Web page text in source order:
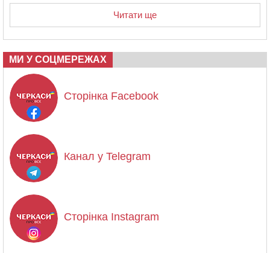
Читати ще
МИ У СОЦМЕРЕЖАХ
Сторінка Facebook
Канал у Telegram
Сторінка Instagram